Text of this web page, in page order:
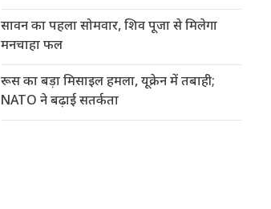
सावन का पहला सोमवार, शिव पूजा से मिलेगा
मनचाहा फल
रूस का बड़ा मिसाइल हमला, यूक्रेन में तबाही;
NATO ने बढ़ाई सतर्कता